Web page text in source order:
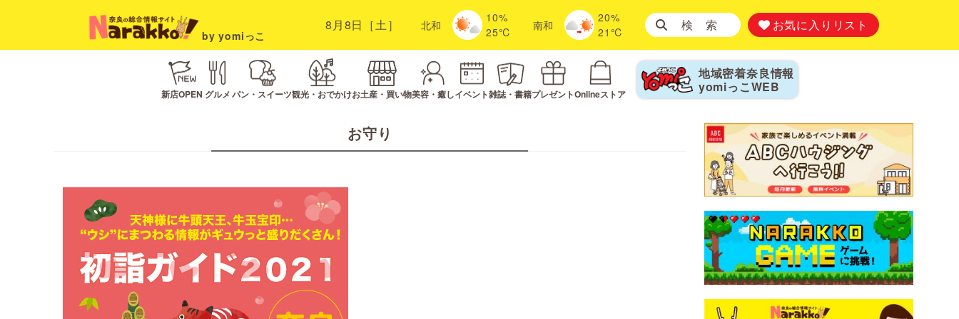
by yomiっこ
8月8日［土］ 北和
10%
25℃
南和
20%
21℃
検 索 お気に入りリスト
新店OPEN グルメ パン・スイーツ観光・おでかけお土産・買い物美容・癒しイベント雑誌・書籍プレゼントOnlineストア
地域密着奈良情報
yomiっこ WEB
お守り